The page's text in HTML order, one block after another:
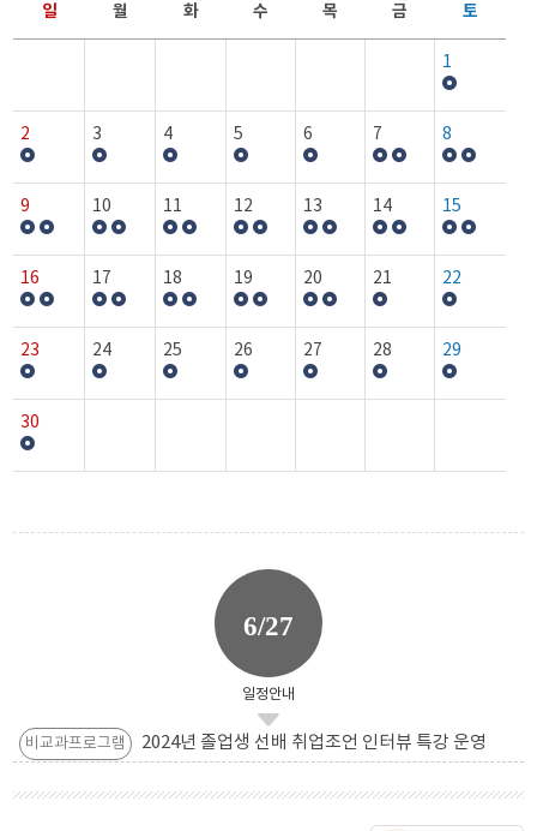
일 월 화 수 목 금 토
1
2 3 4 5 6 7 8
9 10 11 12 13 14 15
16 17 18 19 20 21 22
23 24 25 26 27 28 29
30
6/27
일정안내
비교과프로그램 2024년 졸업생 선배 취업조언 인터뷰 특강 운영